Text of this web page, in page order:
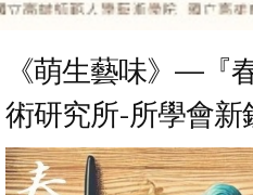
《萌生藝味》—『
術研究所-所學會新